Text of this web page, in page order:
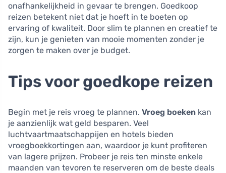
onafhankelijkheid in gevaar te brengen. Goedkoop
reizen betekent niet dat je hoeft in te boeten op
ervaring of kwaliteit. Door slim te plannen en creatief te
zijn, kun je genieten van mooie momenten zonder je
zorgen te maken over je budget.
Tips voor goedkope reizen
Begin met je reis vroeg te plannen. Vroeg boeken kan
je aanzienlijk wat geld besparen. Veel
luchtvaartmaatschappijen en hotels bieden
vroegboekkortingen aan, waardoor je kunt profiteren
van lagere prijzen. Probeer je reis ten minste enkele
maanden van tevoren te reserveren om de beste deals